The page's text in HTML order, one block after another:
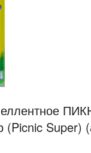
(Picnic Super)